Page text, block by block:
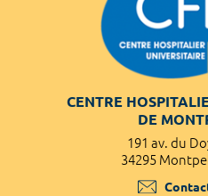
CENTRE
DE
191 av. du
34295